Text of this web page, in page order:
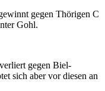
gegen Thörigen C
Gohl.
gegen Biel-
sich aber vor diesen an